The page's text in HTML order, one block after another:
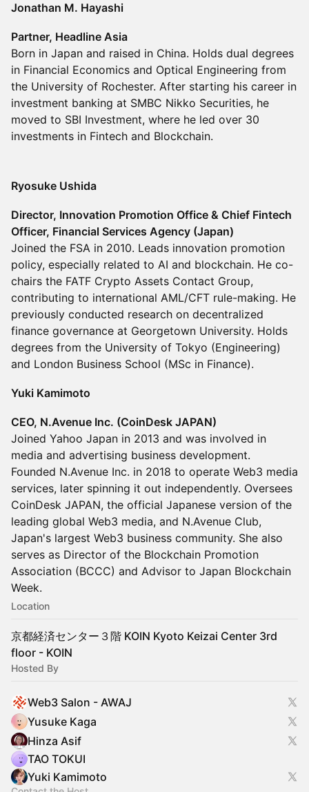
Jonathan M. Hayashi
Partner, Headline Asia
Born in Japan and raised in China. Holds dual degrees
in Financial Economics and Optical Engineering from
the University of Rochester. After starting his career in
investment banking at SMBC Nikko Securities, he
moved to SBI Investment, where he led over 30
investments in Fintech and Blockchain.
Ryosuke Ushida
Director, Innovation Promotion Office & Chief Fintech
Officer, Financial Services Agency (Japan)
Joined the FSA in 2010. Leads innovation promotion
policy, especially related to AI and blockchain. He co-
chairs the FATF Crypto Assets Contact Group,
contributing to international AML/CFT rule-making. He
previously conducted research on decentralized
finance governance at Georgetown University. Holds
degrees from the University of Tokyo (Engineering)
and London Business School (MSc in Finance).
Yuki Kamimoto
CEO, N.Avenue Inc. (CoinDesk JAPAN)
Joined Yahoo Japan in 2013 and was involved in
media and advertising business development.
Founded N.Avenue Inc. in 2018 to operate Web3 media
services, later spinning it out independently. Oversees
CoinDesk JAPAN, the official Japanese version of the
leading global Web3 media, and N.Avenue Club,
Japan's largest Web3 business community. She also
serves as Director of the Blockchain Promotion
Association (BCCC) and Advisor to Japan Blockchain
Week.
Location
京都経済センター３階 KOIN Kyoto Keizai Center 3rd
floor - KOIN
Hosted By
Web3 Salon - AWAJ
Yusuke Kaga
Hinza Asif
TAO TOKUI
Yuki Kamimoto